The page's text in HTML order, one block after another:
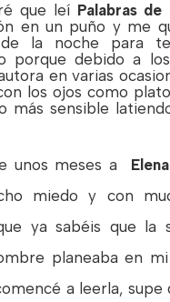
que leí Palabras
en un puño y me
la noche para
porque debido a
en varias
los ojos como
más sensible
unos meses a
miedo y con
ya sabéis que la
planeaba en
a leerla, supe